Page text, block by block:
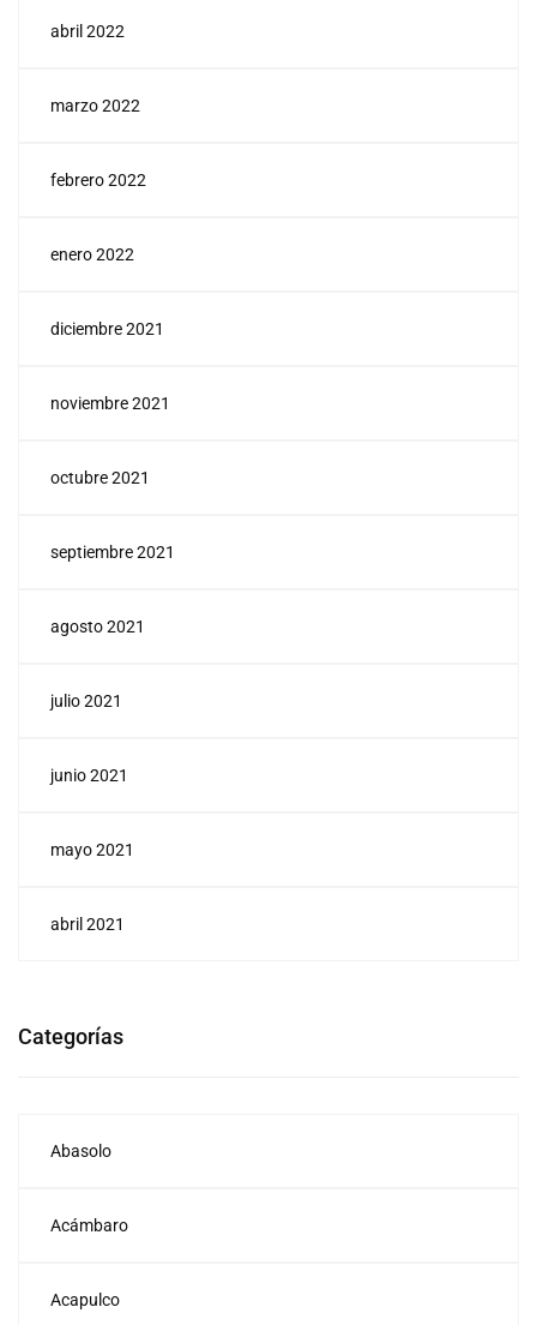
abril 2022
marzo 2022
febrero 2022
enero 2022
diciembre 2021
noviembre 2021
octubre 2021
septiembre 2021
agosto 2021
julio 2021
junio 2021
mayo 2021
abril 2021
Categorías
Abasolo
Acámbaro
Acapulco